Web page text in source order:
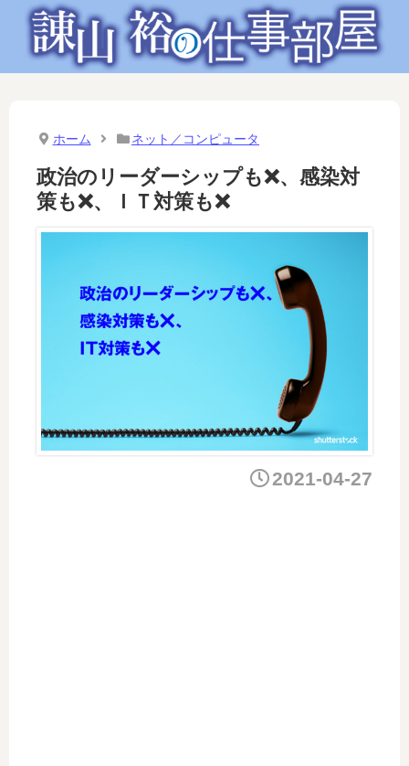
ホーム ネット／コンピュータ
政治のリーダーシップも❌、感染対
策も❌、ＩＴ対策も❌
2021-04-27